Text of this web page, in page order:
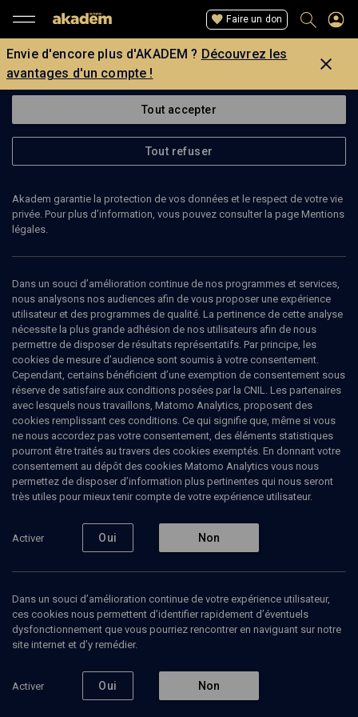
Faire un don
Envie d'encore plus d'AKADEM ? Découvrez les
avantages d'un compte !
Ajouter Partager J’aime
Abonnez-vous à notre newsletter
Société La rédaction
Tout accepter
Tout refuser
Akadem garantie la protection de vos données et le respect de votre vie
privée. Pour plus d’information, vous pouvez consulter la page Mentions
légales.
Dans un souci d’amélioration continue de nos programmes et services,
nous analysons nos audiences afin de vous proposer une expérience
utilisateur et des programmes de qualité. La pertinence de cette analyse
nécessite la plus grande adhésion de nos utilisateurs afin de nous
permettre de disposer de résultats représentatifs. Par principe, les
cookies de mesure d’audience sont soumis à votre consentement.
Cependant, certains bénéficient d’une exemption de consentement sous
réserve de satisfaire aux conditions posées par la CNIL. Les partenaires
avec lesquels nous travaillons, Matomo Analytics, proposent des
cookies remplissant ces conditions. Ce qui signifie que, même si vous
ne nous accordez pas votre consentement, des éléments statistiques
pourront être traités au travers des cookies exemptés. En donnant votre
consentement au dépôt des cookies Matomo Analytics vous nous
permettez de disposer d’information plus pertinentes qui nous seront
très utiles pour mieux tenir compte de votre expérience utilisateur.
Activer Oui Non
Dans un souci d’amélioration continue de votre expérience utilisateur,
ces cookies nous permettent d’identifier rapidement d’éventuels
dysfonctionnement que vous pourriez rencontrer en naviguant sur notre
site internet et d’y remédier.
Activer Oui Non